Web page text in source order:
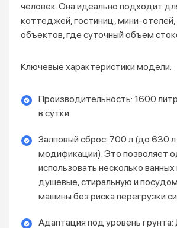
человек. Она идеально подходит
коттеджей, гостиниц, мини-отелей,
объектов, где суточный объем
Ключевые характеристики модели:
Производительность: 1600
в сутки.
Залповый сброс: 700 л (до 630
модификации). Это позволяет
использовать несколько
душевые, стиральную и
машины без риска перегрузки
Адаптация под уровень